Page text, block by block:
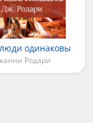
одинаковы
Родари